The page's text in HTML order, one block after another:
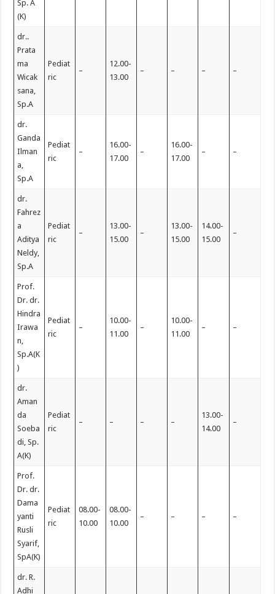
Sp. A
(K)
dr..
Prata
ma
Wicak
sana,
Sp.A
Pediat
ric
–
12.00-
13.00
– – – –
dr.
Ganda
Ilman
a,
Sp.A
Pediat
ric
–
16.00-
17.00
–
16.00-
17.00
– –
dr.
Fahrez
a
Aditya
Neldy,
Sp.A
Pediat
ric
–
13.00-
15.00
–
13.00-
15.00
14.00-
15.00
–
Prof.
Dr. dr.
Hindra
Irawa
n,
Sp.A(K
)
Pediat
ric
–
10.00-
11.00
–
10.00-
11.00
– –
dr.
Aman
da
Soeba
di, Sp.
A(K)
Pediat
ric
– – – –
13.00-
14.00
–
Prof.
Dr. dr.
Dama
yanti
Rusli
Syarif,
SpA(K)
Pediat
ric
08.00-
10.00
08.00-
10.00
– – – –
dr. R.
Adhi